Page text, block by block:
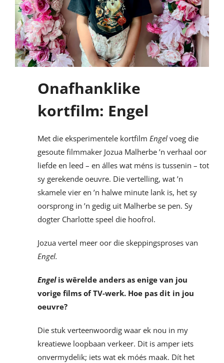
Onafhanklike
kortfilm: Engel
Met die eksperimentele kortfilm Engelvoeg die
gesoute filmmaker Jozua Malherbe ’n verhaal oor
liefde en leed – en álles wat méns is tussenin – tot
sy gerekende oeuvre. Die vertelling, wat ’n
skamele vier en ’n halwe minute lank is, het sy
oorsprong in ’n gedig uit Malherbe se pen. Sy
dogter Charlotte speel die hoofrol.
Jozua vertel meer oor die skeppingsproses van
Engel.
Engelis wêrelde anders as enige van jou
vorige films of TV-werk. Hoe pas dit in jou
oeuvre?
Die stuk verteenwoordig waar ek nou in my
kreatiewe loopbaan verkeer. Dit is amper iets
onvermydelik; iets wat ek móés maak. Dít het